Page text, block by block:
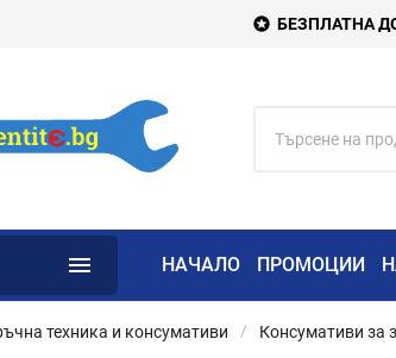
 БЕЗПЛАТНА
 НАЧАЛО ПРОМОЦИИ
техника и консумативи Консумативи за